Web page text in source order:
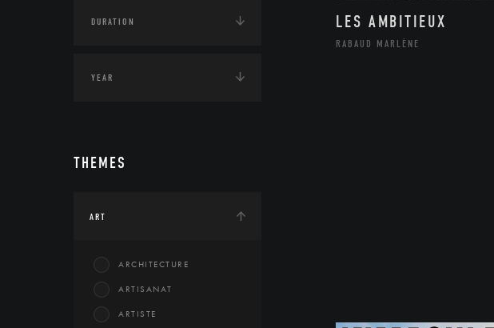
THEMES
ART
ARCHITECTURE
ARTISANAT
ARTISTE
LES AMBITIEUX
RABAUD MARLÈNE